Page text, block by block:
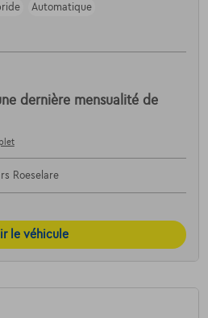
Automatique
dernière mensualité de
Roeselare
le véhicule